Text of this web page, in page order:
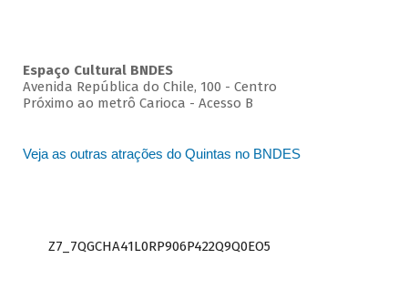
Espaço Cultural BNDES
Avenida República do Chile, 100 - Centro
Próximo ao metrô Carioca - Acesso B
Veja as outras atrações do Quintas no BNDES
Z7_7QGCHA41L0RP906P422Q9Q0EO5